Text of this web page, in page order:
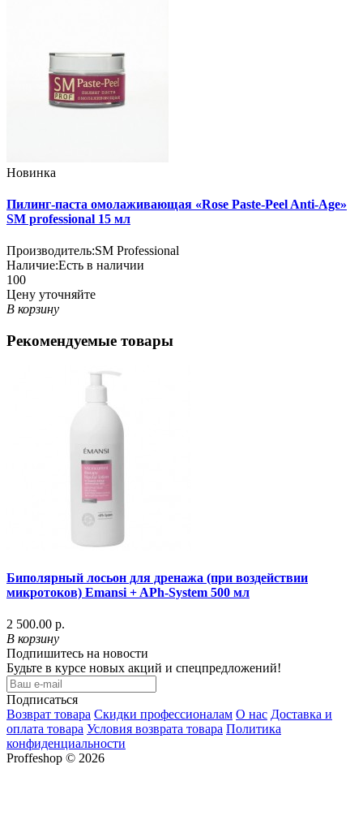
Новинка
Пилинг-паста омолаживающая «Rose Paste-Peel Anti-Age»
SM professional 15 мл
Производитель:SM Professional
Наличие:Есть в наличии
100
Цену уточняйте
В корзину
Рекомендуемые товары
Биполярный лосьон для дренажа (при воздействии
микротоков) Emansi + APh-System 500 мл
2 500.00 р.
В корзину
Подпишитесь на новости
Будьте в курсе новых акций и спецпредложений!
Подписаться
Возврат товара Скидки профессионалам О нас Доставка и
оплата товара Условия возврата товара Политика
конфиденциальности
Proffeshop © 2026